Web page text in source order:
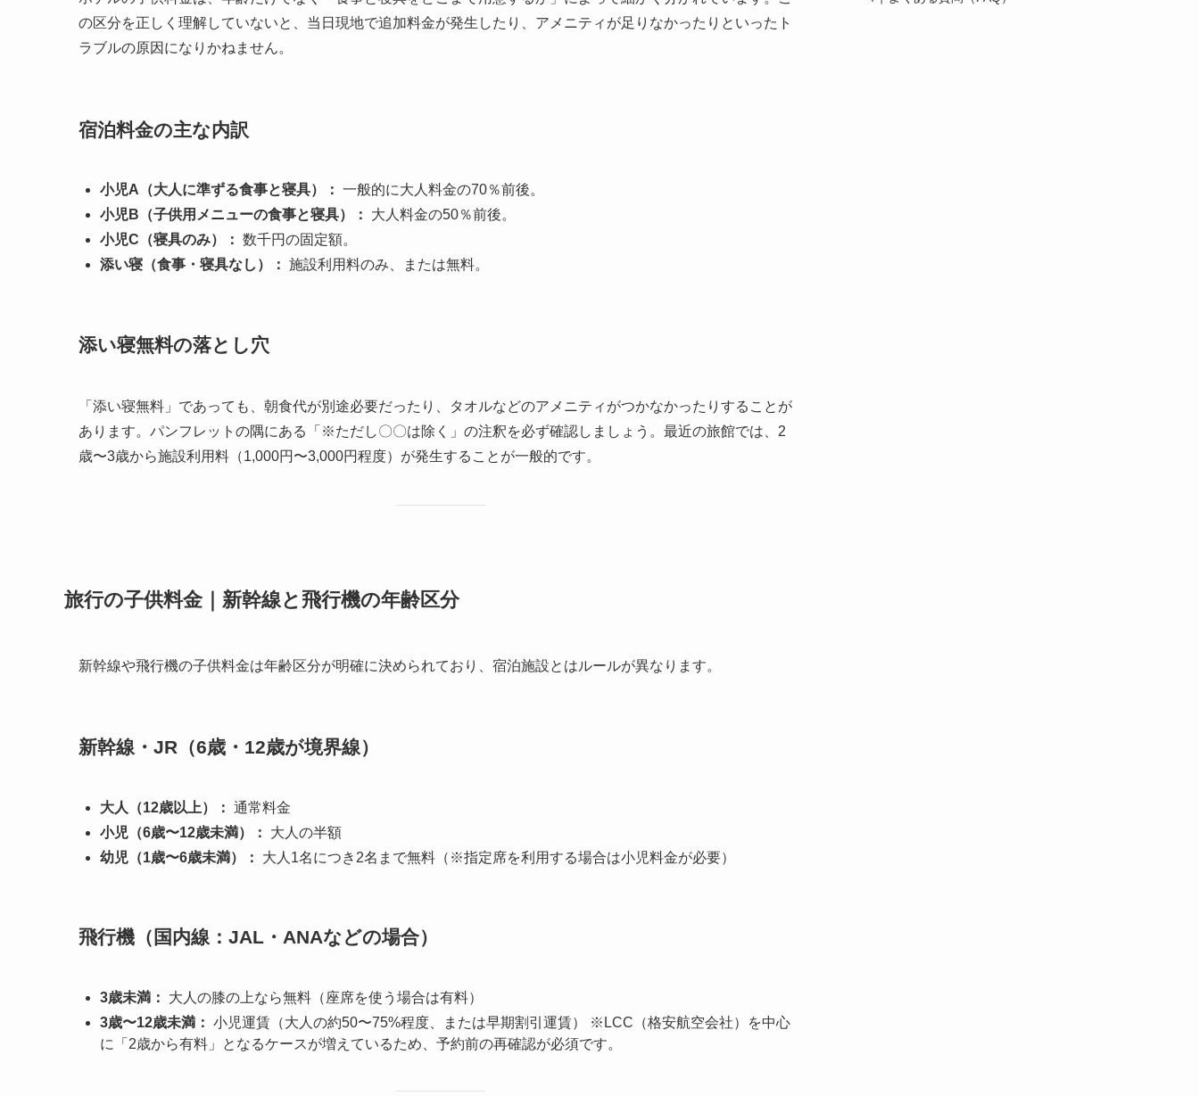
の区分を正しく理解していないと、当日現地で追加料金が発生したり、アメニティが足りなかったりといったト
ラブルの原因になりかねません。
宿泊料金の主な内訳
小児A（大人に準ずる食事と寝具）： 一般的に大人料金の70％前後。
小児B（子供用メニューの食事と寝具）：
大人料金の50％前後。
小児C（寝具のみ）： 数千円の固定額。
添い寝（食事・寝具なし）： 施設利用料のみ、または無料。
添い寝無料の落とし穴
「添い寝無料」であっても、朝食代が別途必要だったり、タオルなどのアメニティがつかなかったりすることが
あります。パンフレットの隅にある「※ただし〇〇は除く」の注釈を必ず確認しましょう。最近の旅館では、2
歳〜3歳から施設利用料（1,000円〜3,000円程度）が発生することが一般的です。
旅行の子供料金｜新幹線と飛行機の年齢区分
新幹線や飛行機の子供料金は年齢区分が明確に決められており、宿泊施設とはルールが異なります。
新幹線・JR（6歳・12歳が境界線）
大人（12歳以上）： 通常料金
小児（6歳〜12歳未満）：
大人の半額
幼児（1歳〜6歳未満）：
大人1名につき2名まで無料（※指定席を利用する場合は小児料金が必要）
飛行機（国内線：JAL・ANAなどの場合）
3歳未満：
大人の膝の上なら無料（座席を使う場合は有料）
3歳〜12歳未満： 小児運賃（大人の約50〜75%程度、または早期割引運賃） ※LCC（格安航空会社）を中心
に「2歳から有料」となるケースが増えているため、予約前の再確認が必須です。